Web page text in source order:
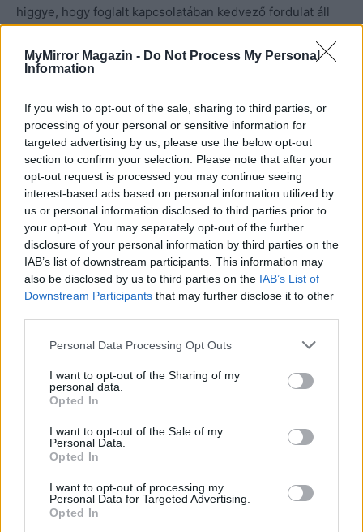
MyMirror Magazin - Do Not Process My Personal
Information
If you wish to opt-out of the sale, sharing to third parties, or
processing of your personal or sensitive information for
targeted advertising by us, please use the below opt-out
section to confirm your selection. Please note that after your
opt-out request is processed you may continue seeing
interest-based ads based on personal information utilized by
us or personal information disclosed to third parties prior to
your opt-out. You may separately opt-out of the further
disclosure of your personal information by third parties on the
IAB’s list of downstream participants. This information may
also be disclosed by us to third parties on the IAB’s List of
Downstream Participants that may further disclose it to other
Personal Data Processing Opt Outs
I want to opt-out of the Sharing of my
personal data.
Opted In
I want to opt-out of the Sale of my
Personal Data.
Opted In
I want to opt-out of processing my
Personal Data for Targeted Advertising.
Opted In
higgye, hogy foglalt kapcsolatában kedvező fordulat áll
milyen fontos. Még ha idegesítő is olykor. Szingliknek:
várja a nagy találkozást? Az ajtó mögött nehéz lesz
korcsolyázni. Lehet, hogy a nagy Ő is arra jár épp…Ha
meg nem, gazdagabb lett egy élménnyel.
szabadidőmben írok. Szeretek belesni a hétköznapok függönye
mögé és közben keresem az embert, a nőt a jól legyártott álarcok